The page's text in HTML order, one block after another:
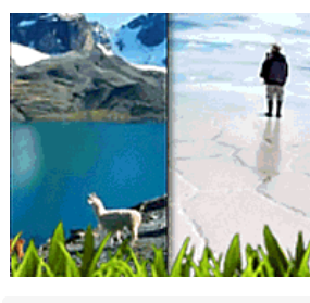
Gravámenes
Bienes inmuebles
Medidas cautelares
Juicios Orales
Consultores Jurídicos
Estudios juridicos
Fisioterapia Integral
Fisioterapia
Kinesiología